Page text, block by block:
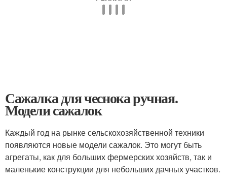
Сажалка для чеснока ручная.
Модели сажалок
Каждый год на рынке сельскохозяйственной техники
появляются новые модели сажалок. Это могут быть
агрегаты, как для больших фермерских хозяйств, так и
маленькие конструкции для небольших дачных участков.